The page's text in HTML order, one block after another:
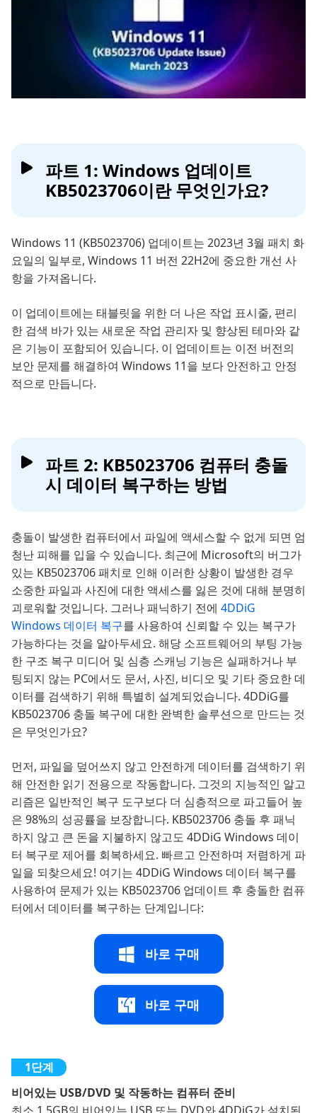
파트 1: Windows 업데이트
KB5023706이란 무엇인가요?
Windows 11 (KB5023706) 업데이트는 2023년 3월 패치 화
요일의 일부로, Windows 11 버전 22H2에 중요한 개선 사
항을 가져옵니다.
이 업데이트에는 태블릿을 위한 더 나은 작업 표시줄, 편리
한 검색 바가 있는 새로운 작업 관리자 및 향상된 테마와 같
은 기능이 포함되어 있습니다. 이 업데이트는 이전 버전의
보안 문제를 해결하여 Windows 11을 보다 안전하고 안정
적으로 만듭니다.
파트 2: KB5023706 컴퓨터 충돌
시 데이터 복구하는 방법
충돌이 발생한 컴퓨터에서 파일에 액세스할 수 없게 되면 엄
청난 피해를 입을 수 있습니다. 최근에 Microsoft의 버그가
있는 KB5023706 패치로 인해 이러한 상황이 발생한 경우
소중한 파일과 사진에 대한 액세스를 잃은 것에 대해 분명히
괴로워할 것입니다. 그러나 패닉하기 전에 4DDiG
Windows 데이터 복구를 사용하여 신뢰할 수 있는 복구가
가능하다는 것을 알아두세요. 해당 소프트웨어의 부팅 가능
한 구조 복구 미디어 및 심층 스캐닝 기능은 실패하거나 부
팅되지 않는 PC에서도 문서, 사진, 비디오 및 기타 중요한 데
이터를 검색하기 위해 특별히 설계되었습니다. 4DDiG를
KB5023706 충돌 복구에 대한 완벽한 솔루션으로 만드는 것
은 무엇인가요?
먼저, 파일을 덮어쓰지 않고 안전하게 데이터를 검색하기 위
해 안전한 읽기 전용으로 작동합니다. 그것의 지능적인 알고
리즘은 일반적인 복구 도구보다 더 심층적으로 파고들어 높
은 98%의 성공률을 보장합니다. KB5023706 충돌 후 패닉
하지 않고 큰 돈을 지불하지 않고도 4DDiG Windows 데이
터 복구로 제어를 회복하세요. 빠르고 안전하며 저렴하게 파
일을 되찾으세요! 여기는 4DDiG Windows 데이터 복구를
사용하여 문제가 있는 KB5023706 업데이트 후 충돌한 컴퓨
터에서 데이터를 복구하는 단계입니다:
바로 구매
바로 구매
비어있는 USB/DVD 및 작동하는 컴퓨터 준비